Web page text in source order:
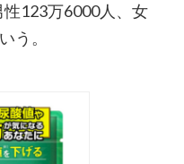
123万6000人、女
う。